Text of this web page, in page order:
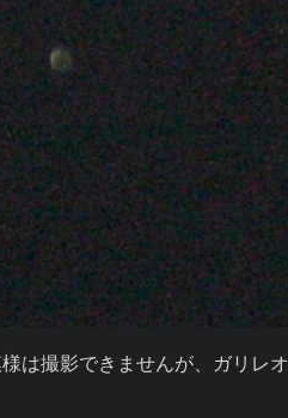
撮影できませんが、ガリレ